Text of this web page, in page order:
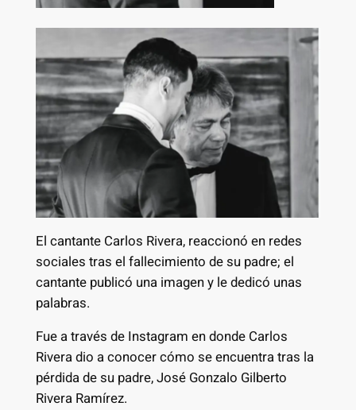
El cantante Carlos Rivera, reaccionó en redes
sociales tras el fallecimiento de su padre; el
cantante publicó una imagen y le dedicó unas
palabras.
Fue a través de Instagram en donde Carlos
Rivera dio a conocer cómo se encuentra tras la
pérdida de su padre, José Gonzalo Gilberto
Rivera Ramírez.